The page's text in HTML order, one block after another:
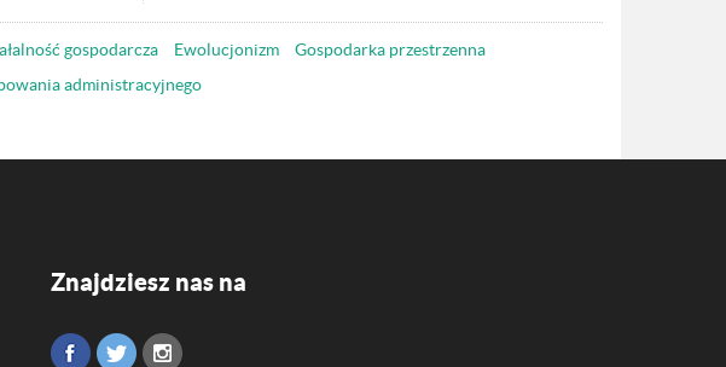
gospodarcza Ewolucjonizm
Gospodarka przestrzenna
administracyjnego
Znajdziesz nas na